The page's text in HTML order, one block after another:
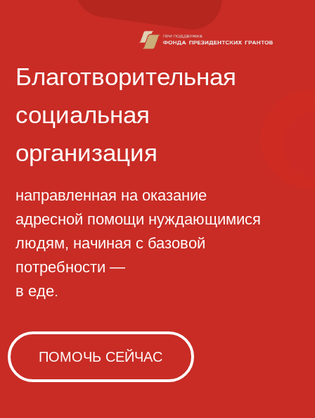
направленная на оказание
адресной помощи нуждающимися
потребности —